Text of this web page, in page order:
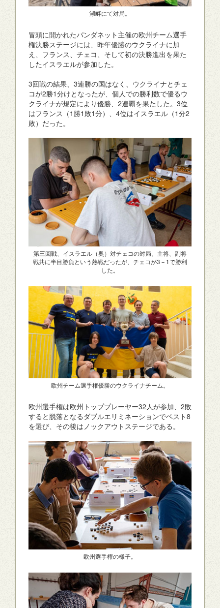
湖畔にて対局。
冒頭に開かれたパンダネット主催の欧州チーム選手
権決勝ステージには、昨年優勝のウクライナに加
え、フランス、チェコ、そして初の決勝進出を果た
したイスラエルが参加した。
3回戦の結果、3連勝の国はなく、ウクライナとチェ
コが2勝1分けとなったが、個人での勝利数で優るウ
クライナが規定により優勝、2連覇を果たした。3位
はフランス（1勝1敗1分）、4位はイスラエル（1分2
敗）だった。
第三回戦、イスラエル（奥）対チェコの対局。主将、副将
戦共に半目勝負という熱戦だったが、チェコが3－1で勝利
した。
欧州チーム選手権優勝のウクライナチーム。
欧州選手権は欧州トッププレーヤー32人が参加、2敗
すると脱落となるダブルエリミネーションでベスト8
を選び、その後はノックアウトステージである。
欧州選手権の様子。